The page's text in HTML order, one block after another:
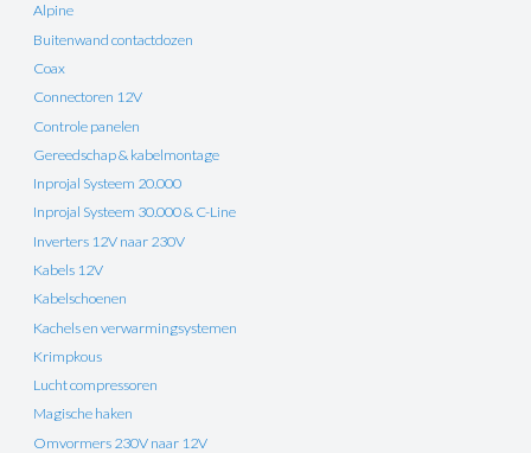
Alpine
Buitenwand contactdozen
Coax
Connectoren 12V
Controle panelen
Gereedschap & kabelmontage
Inprojal Systeem 20.000
Inprojal Systeem 30.000 & C-Line
Inverters 12V naar 230V
Kabels 12V
Kabelschoenen
Kachels en verwarmingsystemen
Krimpkous
Lucht compressoren
Magische haken
Omvormers 230V naar 12V